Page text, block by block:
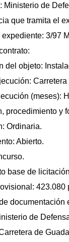
Ministerio de
que tramita el
3/97
del objeto:
(meses):
procedimiento y
Ordinaria.
Abierto.
base de
423.080
documentación
de
de